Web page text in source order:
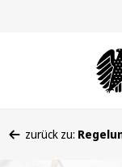
befinden
zurück zu: